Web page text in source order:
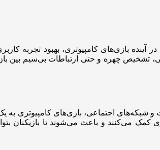
آینده بازی‌های کامپیوتری، بهبود تجربه
تشخیص چهره و حتی ارتباطات بی‌سیم بین
و شبکه‌های اجتماعی، بازی‌های کامپیوتری به
کمک می‌کنند و باعث می‌شوند تا بازیکنان